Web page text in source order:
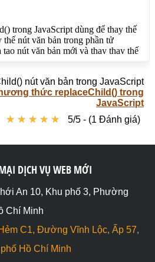
nút văn bản trong JavaScript
thức replaceChild() trong
JavaScript
★ ★ ★ ★ ★
★ ★ ★ ★ ★ 5/5 - (1 Đánh giá)
DỊCH VỤ WEB MỚI
An 10, Khu phố 3, Phường
Chí Minh
C1, Đường Vĩnh Lộc, Ấp 57,
Hồ Chí Minh